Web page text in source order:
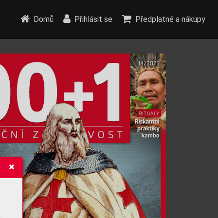
Domů Přihlásit se Předplatné a nákupy